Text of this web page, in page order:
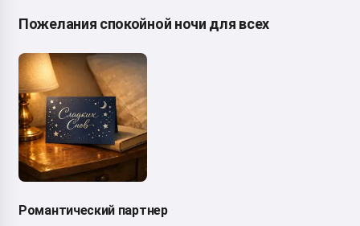
Пожелания спокойной ночи для всех
Романтический партнер